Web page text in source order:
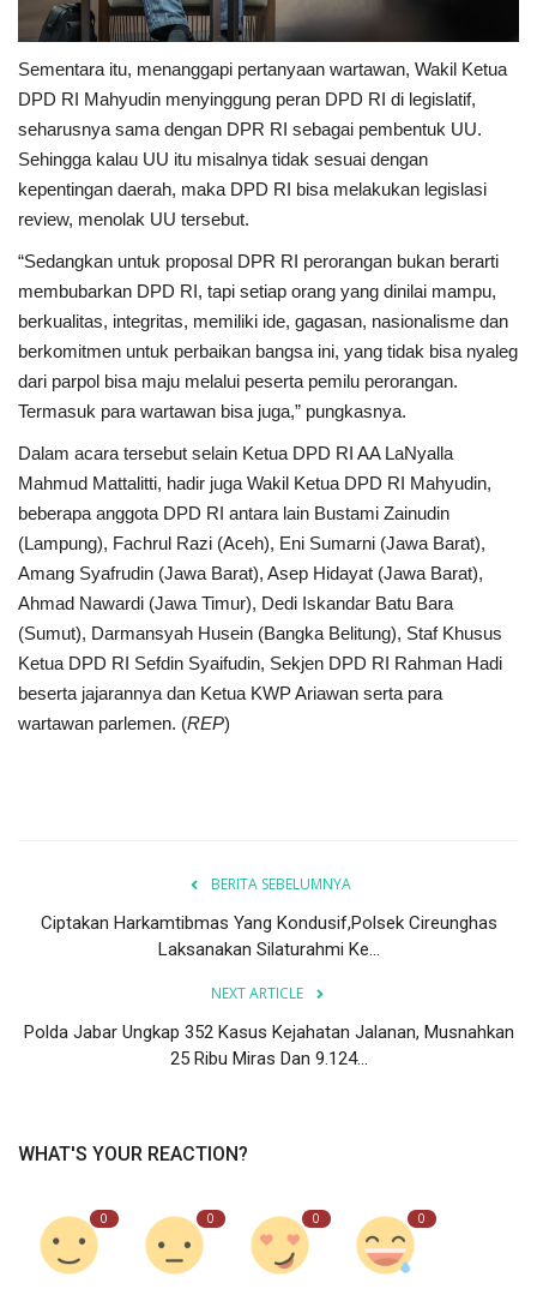
Sementara itu, menanggapi pertanyaan wartawan, Wakil Ketua
DPD RI Mahyudin menyinggung peran DPD RI di legislatif,
seharusnya sama dengan DPR RI sebagai pembentuk UU.
Sehingga kalau UU itu misalnya tidak sesuai dengan
kepentingan daerah, maka DPD RI bisa melakukan legislasi
review, menolak UU tersebut.
“Sedangkan untuk proposal DPR RI perorangan bukan berarti
membubarkan DPD RI, tapi setiap orang yang dinilai mampu,
berkualitas, integritas, memiliki ide, gagasan, nasionalisme dan
berkomitmen untuk perbaikan bangsa ini, yang tidak bisa nyaleg
dari parpol bisa maju melalui peserta pemilu perorangan.
Termasuk para wartawan bisa juga,” pungkasnya.
Dalam acara tersebut selain Ketua DPD RI AA LaNyalla
Mahmud Mattalitti, hadir juga Wakil Ketua DPD RI Mahyudin,
beberapa anggota DPD RI antara lain Bustami Zainudin
(Lampung), Fachrul Razi (Aceh), Eni Sumarni (Jawa Barat),
Amang Syafrudin (Jawa Barat), Asep Hidayat (Jawa Barat),
Ahmad Nawardi (Jawa Timur), Dedi Iskandar Batu Bara
(Sumut), Darmansyah Husein (Bangka Belitung), Staf Khusus
Ketua DPD RI Sefdin Syaifudin, Sekjen DPD RI Rahman Hadi
beserta jajarannya dan Ketua KWP Ariawan serta para
wartawan parlemen. (REP)
BERITA SEBELUMNYA
Ciptakan Harkamtibmas Yang Kondusif,Polsek Cireunghas
Laksanakan Silaturahmi Ke...
NEXT ARTICLE
Polda Jabar Ungkap 352 Kasus Kejahatan Jalanan, Musnahkan
25 Ribu Miras Dan 9.124...
WHAT'S YOUR REACTION?
0 0 0 0